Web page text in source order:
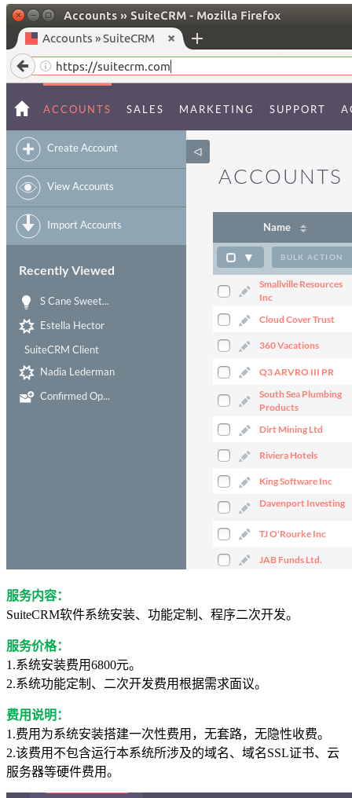
服务内容：
SuiteCRM软件系统安装、功能定制、程序二次开发。
服务价格：
1.系统安装费用6800元。
2.系统功能定制、二次开发费用根据需求面议。
费用说明：
1.费用为系统安装搭建一次性费用，无套路，无隐性收费。
2.该费用不包含运行本系统所涉及的域名、域名SSL证书、云
服务器等硬件费用。